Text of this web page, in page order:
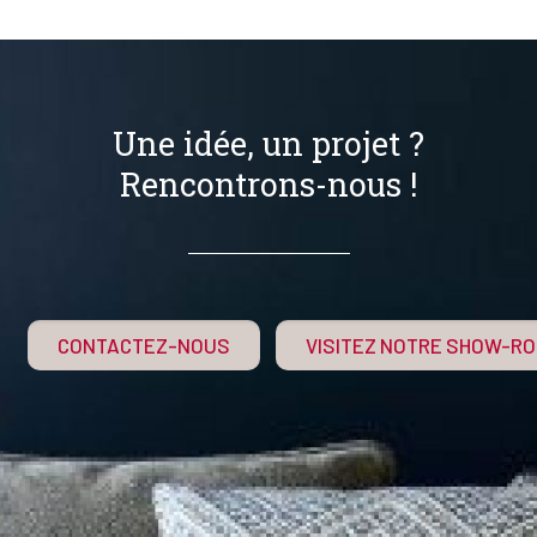
Une idée, un projet ?
Rencontrons-nous !
CONTACTEZ-NOUS VISITEZ NOTRE SHOW-